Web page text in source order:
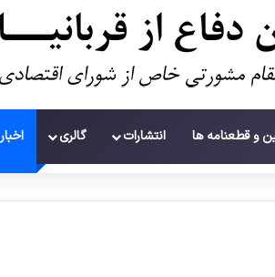
و قطعنامه ها انتشارات گالری اخبار